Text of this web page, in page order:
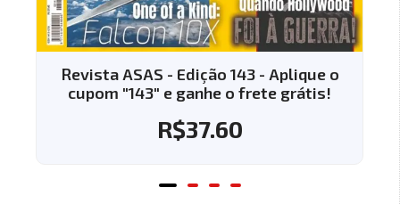
Revista ASAS - Edição 143 - Aplique o
cupom "143" e ganhe o frete grátis!
R$37.60